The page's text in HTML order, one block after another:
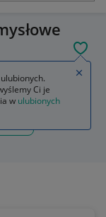
Materiały i akcesoria
Ci je
w ulubionych